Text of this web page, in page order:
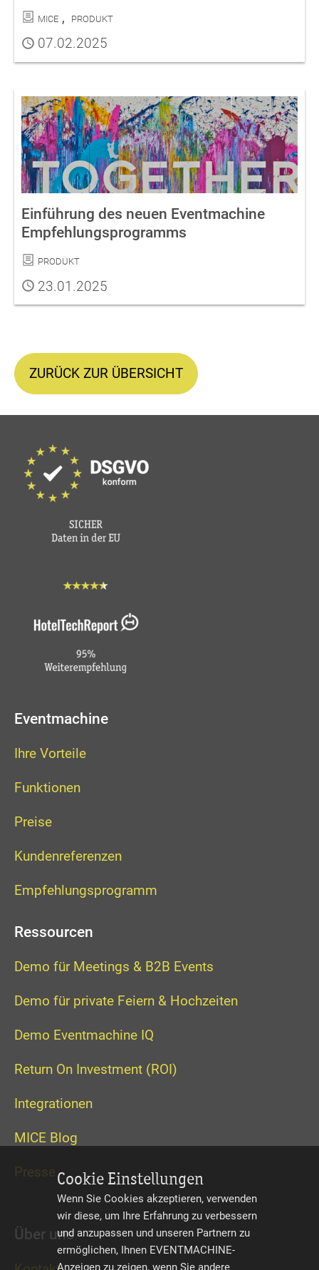
Cookie Einstellungen
Wenn Sie Cookies akzeptieren, verwenden
wir diese, um Ihre Erfahrung zu verbessern
und anzupassen und unseren Partnern zu
ermöglichen, Ihnen EVENTMACHINE-
Anzeigen zu zeigen, wenn Sie andere
Kategorien
MICE
Produkt
Publiziert
07.02.2025
Einführung des neuen Eventmachine
Empfehlungsprogramms
Kategorie
Produkt
Publiziert
23.01.2025
ZURÜCK ZUR ÜBERSICHT
Eventmachine
Ihre Vorteile
Funktionen
Preise
Kundenreferenzen
Empfehlungsprogramm
Ressourcen
Demo für Meetings & B2B Events
Demo für private Feiern & Hochzeiten
Demo Eventmachine IQ
Return On Investment (ROI)
Integrationen
MICE Blog
Über uns